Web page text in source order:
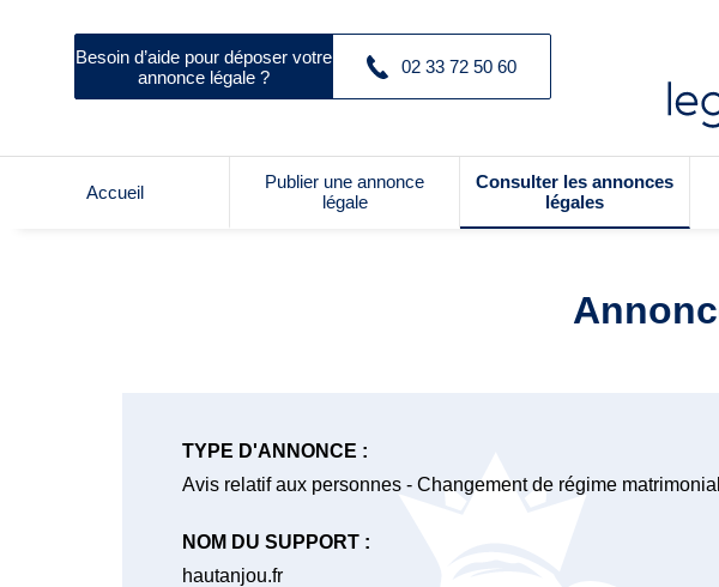
Besoin d’aide pour déposer votre
annonce légale ?
02 33 72 50 60
Accueil
Publier une annonce
légale
Consulter les annonces
légales
TYPE D'ANNONCE :
Avis relatif aux personnes - Changement de régime matrimonial
NOM DU SUPPORT :
hautanjou.fr